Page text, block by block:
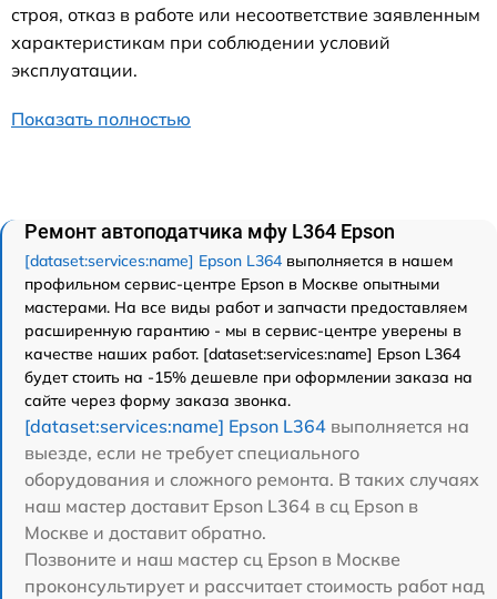
строя, отказ в работе или несоответствие заявленным
характеристикам при соблюдении условий
эксплуатации.
Показать полностью
Ремонт автоподатчика мфу L364 Epson
[dataset:services:name] Epson L364 выполняется в нашем
профильном сервис-центре Epson в Москве опытными
мастерами. На все виды работ и запчасти предоставляем
расширенную гарантию - мы в сервис-центре уверены в
качестве наших работ. [dataset:services:name] Epson L364
будет стоить на -15% дешевле при оформлении заказа на
сайте через форму заказа звонка.
[dataset:services:name] Epson L364 выполняется на
выезде, если не требует специального
оборудования и сложного ремонта. В таких случаях
наш мастер доставит Epson L364 в сц Epson в
Москве и доставит обратно.
Позвоните и наш мастер сц Epson в Москве
проконсультирует и рассчитает стоимость работ над